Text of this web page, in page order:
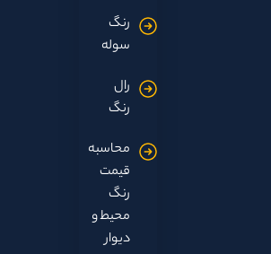
رنگ
سوله
رال
رنگ
محاسبه
قیمت
رنگ
محیط و
دیوار